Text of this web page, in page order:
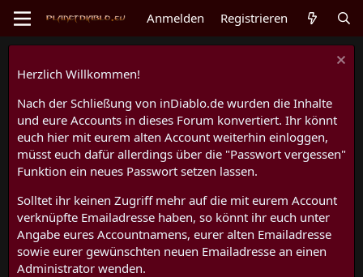
Anmelden Registrieren
Herzlich Willkommen!
Nach der Schließung von inDiablo.de wurden die Inhalte
und eure Accounts in dieses Forum konvertiert. Ihr könnt
euch hier mit eurem alten Account weiterhin einloggen,
müsst euch dafür allerdings über die "Passwort vergessen"
Funktion ein neues Passwort setzen lassen.
Solltet ihr keinen Zugriff mehr auf die mit eurem Account
verknüpfte Emailadresse haben, so könnt ihr euch unter
Angabe eures Accountnamens, eurer alten Emailadresse
sowie eurer gewünschten neuen Emailadresse an einen
Administrator wenden.